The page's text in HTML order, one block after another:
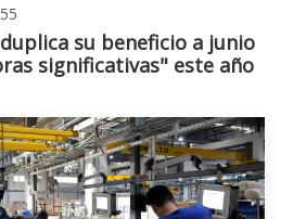
su beneficio a junio
significativas" este año